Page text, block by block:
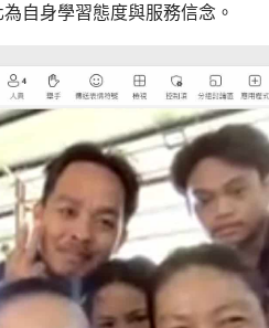
自身學習態度與服務信念。